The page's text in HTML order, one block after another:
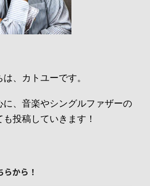
、カトユーです。
に、音楽やシングルファザーの
投稿していきます！
から！